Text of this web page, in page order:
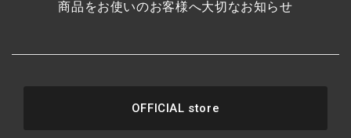
商品をお使いのお客様へ大切なお知らせ
OFFICIAL store